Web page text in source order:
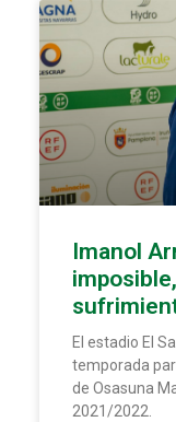
Imanol
El estadio El
temporada
de Osasuna
2021/2022.